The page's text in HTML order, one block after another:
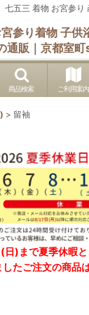
五三 着物 お宮参り
参り着物 子供
通販｜京都室
商品検索 ご利用案内
> 留袖
)まで夏季休暇と
たご注文の商品